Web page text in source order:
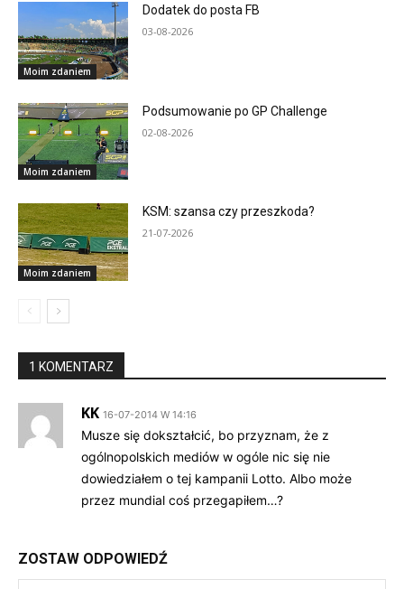
Moim zdaniem
Dodatek do posta FB
03-08-2026
Moim zdaniem
Podsumowanie po GP Challenge
02-08-2026
Moim zdaniem
KSM: szansa czy przeszkoda?
21-07-2026
1 KOMENTARZ
KK 16-07-2014 W 14:16
Musze się dokształcić, bo przyznam, że z
ogólnopolskich mediów w ogóle nic się nie
dowiedziałem o tej kampanii Lotto. Albo może
przez mundial coś przegapiłem…?
ZOSTAW ODPOWIEDŹ